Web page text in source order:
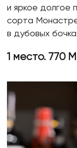
и яркое долгое
сорта
в дубовых
1 место.